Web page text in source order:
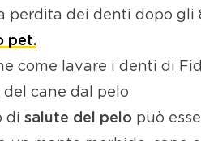
perdita dei denti dopo
pet.
come lavare i denti di
del cane dal pelo
di salute del pelo può